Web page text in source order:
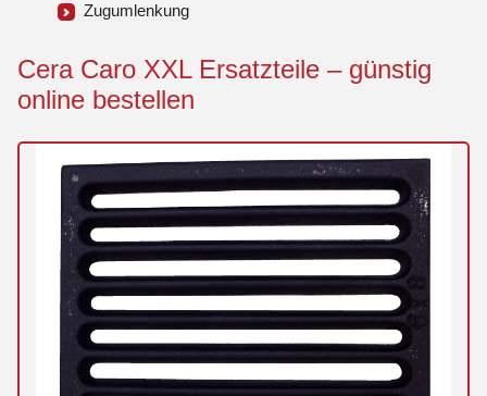
Zugumlenkung
Cera Caro XXL Ersatzteile – günstig
online bestellen